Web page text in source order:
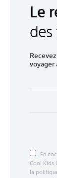
Le
voyager
En
Cool Kids
la